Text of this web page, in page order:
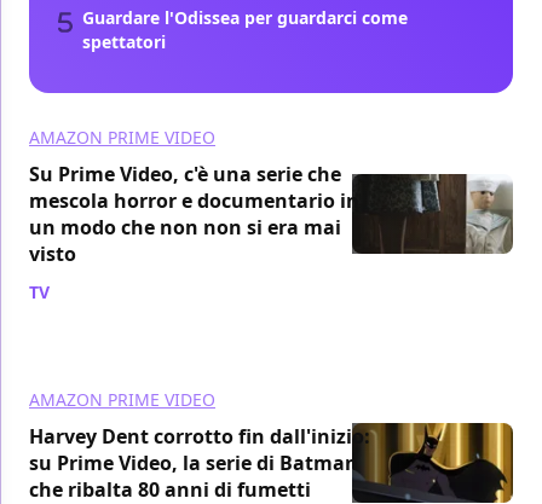
Guardare l'Odissea per guardarci come
spettatori
AMAZON PRIME VIDEO
Su Prime Video, c'è una serie che
mescola horror e documentario in
un modo che non non si era mai
visto
TV
AMAZON PRIME VIDEO
Harvey Dent corrotto fin dall'inizio:
su Prime Video, la serie di Batman
che ribalta 80 anni di fumetti